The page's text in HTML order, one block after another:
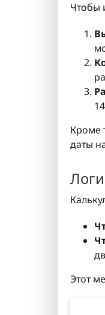
Чтобы
Кроме
даты
Этот